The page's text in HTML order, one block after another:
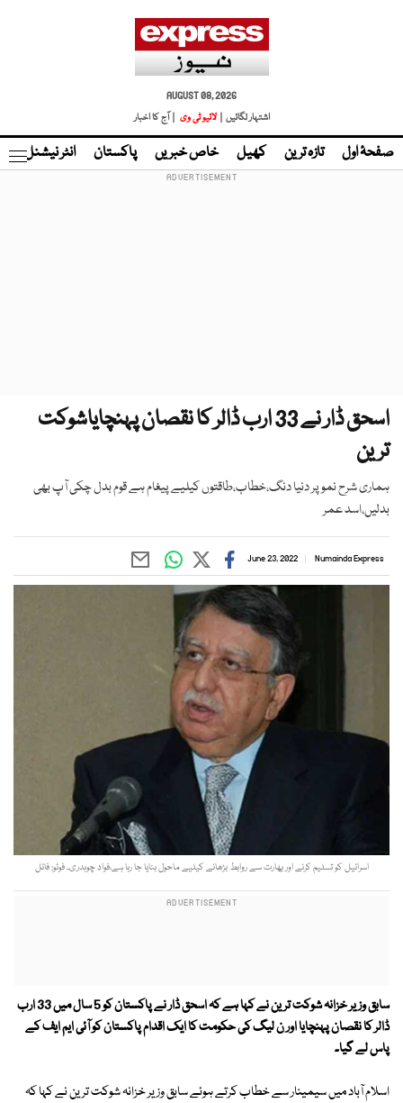
AUGUST 08, 2026
اشتہار لگائیں |
لائیو ٹی وی | آج کا اخبار
صفحۂ اول تازہ ترین کھیل خاص خبریں پاکستان انٹر نیشنل
اسحق ڈار نے 33 ارب ڈالر کا نقصان پہنچایاشوکت
ترین
ہماری شرح نمو پر دنیا دنگ،خطاب،طاقتوں کیلیے پیغام ہے قوم بدل چکی آپ بھی
بدلیں،اسد عمر
Numainda Express
June 23, 2022
اسرائیل کو تسلیم کرنے اور بھارت سے روابط بڑھانے کیلیے ماحول بنایا جا رہا ہے،فواد چوہدری۔ فوٹو: فائل
سابق وزیر خزانہ شوکت ترین نے کہا ہے کہ اسحق ڈار نے پاکستان کو 5 سال میں 33 ارب
ڈالر کا نقصان پہنچایا اور ن لیگ کی حکومت کا ایک اقدام پاکستان کو آئی ایم ایف کے
پاس لے گیا۔
اسلام آباد میں سیمینار سے خطاب کرتے ہوئے سابق وزیر خزانہ شوکت ترین نے کہا کہ